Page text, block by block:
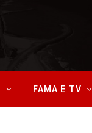
FAMA E TV